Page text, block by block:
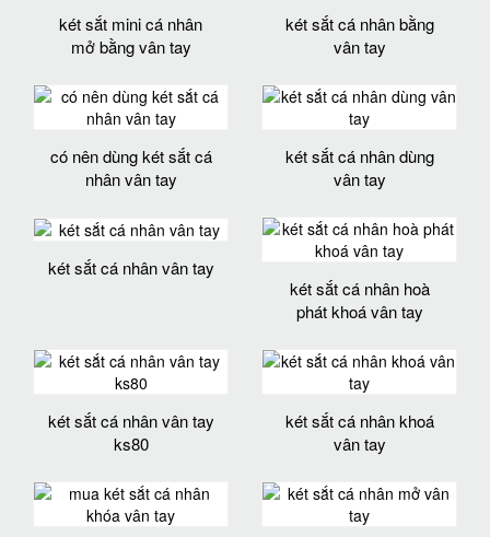
két sắt mini cá nhân
mở bằng vân tay
két sắt cá nhân bằng
vân tay
có nên dùng két sắt cá
nhân vân tay
két sắt cá nhân dùng
vân tay
két sắt cá nhân vân tay
két sắt cá nhân hoà
phát khoá vân tay
két sắt cá nhân vân tay
ks80
két sắt cá nhân khoá
vân tay